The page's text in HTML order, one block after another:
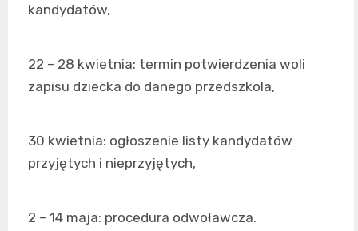
kandydatów,
22 – 28 kwietnia: termin potwierdzenia woli
zapisu dziecka do danego przedszkola,
30 kwietnia: ogłoszenie listy kandydatów
przyjętych i nieprzyjętych,
2 – 14 maja: procedura odwoławcza.